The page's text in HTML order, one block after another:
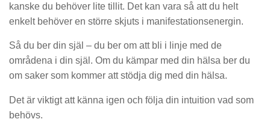
kanske du behöver lite tillit. Det kan vara så att du helt
enkelt behöver en större skjuts i manifestationsenergin.
Så du ber din själ – du ber om att bli i linje med de
områdena i din själ. Om du kämpar med din hälsa ber du
om saker som kommer att stödja dig med din hälsa.
Det är viktigt att känna igen och följa din intuition vad som
behövs.